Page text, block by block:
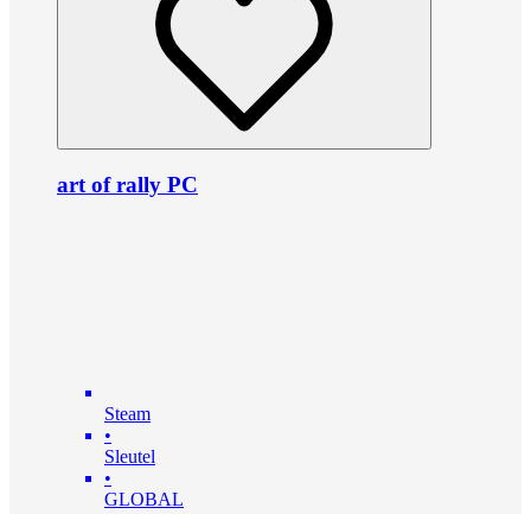
art of rally PC
Steam
•
Sleutel
•
GLOBAL